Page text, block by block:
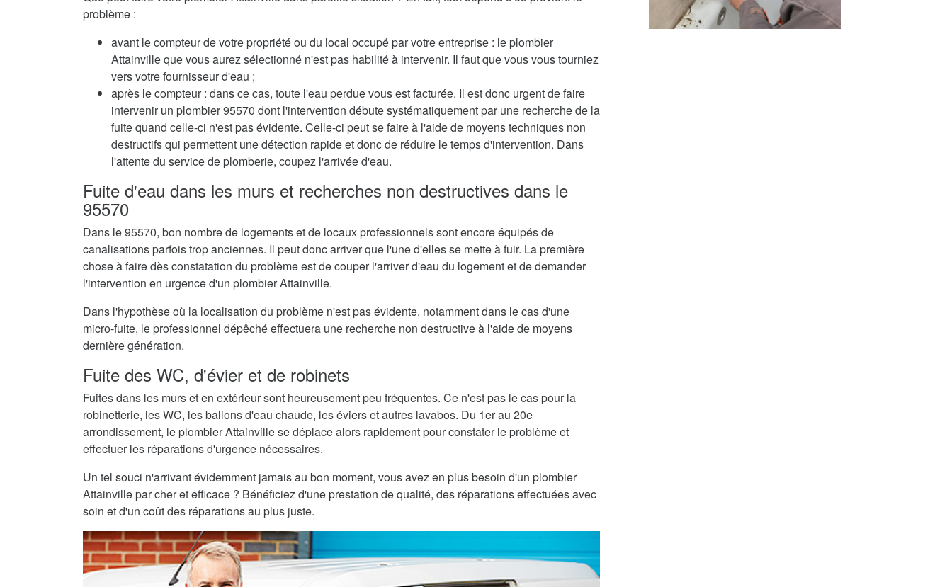
problème :
avant le compteur de votre propriété ou du local occupé par votre entreprise : le plombier
Attainville que vous aurez sélectionné n'est pas habilité à intervenir. Il faut que vous vous tourniez
vers votre fournisseur d'eau ;
après le compteur : dans ce cas, toute l'eau perdue vous est facturée. Il est donc urgent de faire
intervenir un plombier 95570 dont l'intervention débute systématiquement par une recherche de la
fuite quand celle-ci n'est pas évidente. Celle-ci peut se faire à l'aide de moyens techniques non
destructifs qui permettent une détection rapide et donc de réduire le temps d'intervention. Dans
l'attente du service de plomberie, coupez l'arrivée d'eau.
Fuite d'eau dans les murs et recherches non destructives dans le
95570
Dans le 95570, bon nombre de logements et de locaux professionnels sont encore équipés de
canalisations parfois trop anciennes. Il peut donc arriver que l'une d'elles se mette à fuir. La première
chose à faire dès constatation du problème est de couper l'arriver d'eau du logement et de demander
l'intervention en urgence d'un plombier Attainville.
Dans l'hypothèse où la localisation du problème n'est pas évidente, notamment dans le cas d'une
micro-fuite, le professionnel dépêché effectuera une recherche non destructive à l'aide de moyens
dernière génération.
Fuite des WC, d'évier et de robinets
Fuites dans les murs et en extérieur sont heureusement peu fréquentes. Ce n'est pas le cas pour la
robinetterie, les WC, les ballons d'eau chaude, les éviers et autres lavabos. Du 1er au 20e
arrondissement, le plombier Attainville se déplace alors rapidement pour constater le problème et
effectuer les réparations d'urgence nécessaires.
Un tel souci n'arrivant évidemment jamais au bon moment, vous avez en plus besoin d'un plombier
Attainville par cher et efficace ? Bénéficiez d'une prestation de qualité, des réparations effectuées avec
soin et d'un coût des réparations au plus juste.